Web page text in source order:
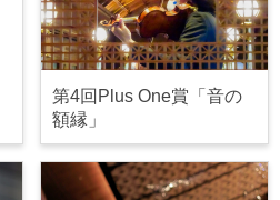
第4回Plus One賞「音の
額縁」